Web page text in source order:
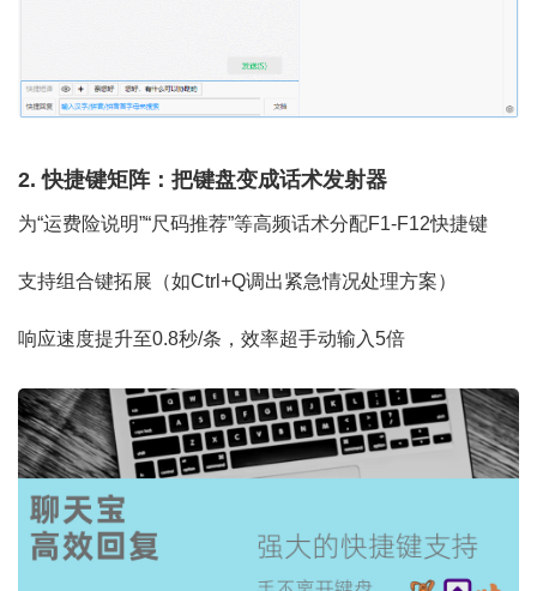
2. 快捷键矩阵：把键盘变成话术发射器
为“运费险说明”“尺码推荐”等高频话术分配F1-F12快捷键
支持组合键拓展（如Ctrl+Q调出紧急情况处理方案）
响应速度提升至0.8秒/条，效率超手动输入5倍